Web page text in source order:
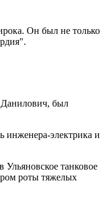
Он был не только
Данилович, был
инженера-электрика и
танковое
роты тяжелых